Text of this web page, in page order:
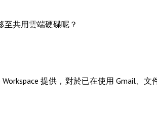
共用雲端硬碟呢？
提供，對於已在使用 Gmail、文